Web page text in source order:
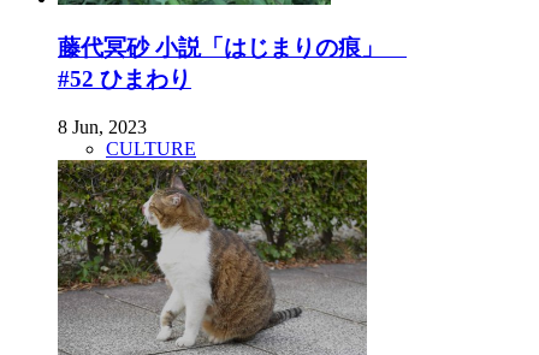
藤代冥砂 小説「はじまりの痕」
#52 ひまわり
8 Jun, 2023
CULTURE